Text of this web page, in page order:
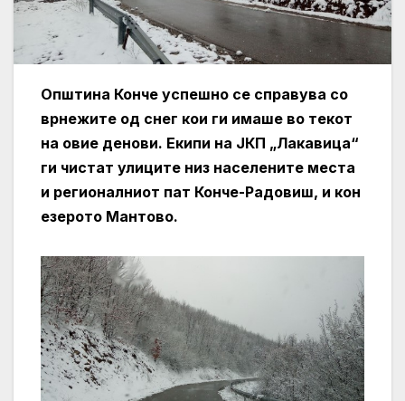
Општина Конче успешно се справува со
врнежите од снег кои ги имаше во текот
на овие денови. Екипи на ЈКП „Лакавица“
ги чистат улиците низ населените места
и регионалниот пат Конче-Радовиш, и кон
езерото Мантово.